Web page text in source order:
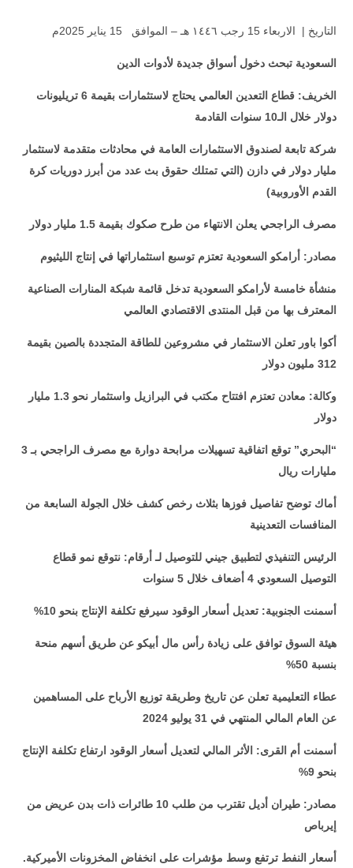
التاريخ | الاربعاء 15 رجب ١٤٤٦ هـ – الموافق 15 يناير 2025م
السعودية تبحث دخول أسواق جديدة لأدوات الدين
الخريف: قطاع التعدين العالمي يحتاج لاستثمارات بقيمة 6 تريليونات
دولار خلال الـ10 سنوات القادمة
شركة تابعة لصندوق الاستثمارات العامة في محادثات متقدمة لاستثمار
مليار دولار في دازن (التي تمتلك حقوق بث عدد من أبرز دوريات كرة
القدم الأوروبية)
مصرف الراجحي يعلن الانتهاء من طرح صكوك بقيمة 1.5 مليار دولار
مصادر: أرامكو السعودية تعتزم توسبع استثماراتها في إنتاج الليثيوم
منشأة خامسة لأرامكو السعودية تدخل قائمة شبكة المنارات الصناعية
المعترف بها من قبل المنتدى الاقتصادي العالمي
أكوا باور تعلن الاستثمار في مشروعين للطاقة المتجددة بالصين بقيمة
312 مليون دولار
وكالة: معادن تعتزم افتتاح مكتب في البرازيل واستثمار نحو 1.3 مليار
دولار
“البحري” توقع اتفاقية تسهيلات مرابحة دوارة مع مصرف الراجحي بـ 3
مليارات ريال
أماك توضح تفاصيل فوزها بثلاث رخص كشف خلال الجولة السابعة من
المنافسات التعدينية
الرئيس التنفيذي لتطبيق جيني للتوصيل لـ أرقام: نتوقع نمو قطاع
التوصيل السعودي 4 أضعاف خلال 5 سنوات
أسمنت الجنوبية: تعديل أسعار الوقود سيرفع تكلفة الإنتاج بنحو 10%
هيئة السوق توافق على زيادة رأس مال أبيكو عن طريق أسهم منحة
بنسبة 50%
عطاء التعليمية تعلن عن تاريخ وطريقة توزيع الأرباح على المساهمين
عن العام المالي المنتهي في 31 يوليو 2024
أسمنت أم القرى: الأثر المالي لتعديل أسعار الوقود ارتفاع تكلفة الإنتاج
بنحو 9%
مصادر: طيران أديل تقترب من طلب 10 طائرات ذات بدن عريض من
إيرباص
أسعار النفط ترتفع وسط مؤشرات على انخفاض المخزونات الأميركية.